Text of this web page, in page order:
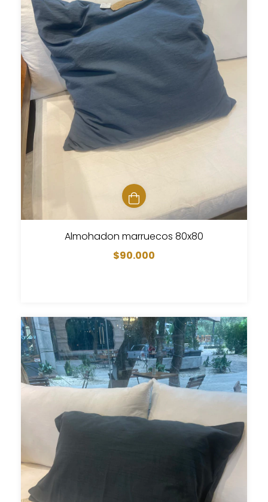
Almohadon marruecos 80x80
$90.000